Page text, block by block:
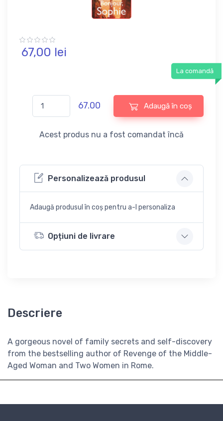
67,00 lei
La comandă
67.00 Adaugă în coș
Acest produs nu a fost comandat încă
Personalizează produsul
Adaugă produsul în coș pentru a-l personaliza
Opțiuni de livrare
Descriere
A gorgeous novel of family secrets and self-discovery
from the bestselling author of Revenge of the Middle-
Aged Woman and Two Women in Rome.